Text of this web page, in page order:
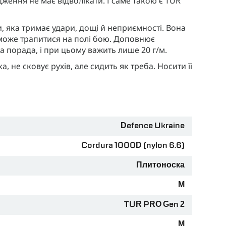
яка тримає удари, дощі й неприємності. Вона
трапитися на полі бою. Доповнює
порада, і при цьому важить лише 20 г/м.
не сковує рухів, але сидить як треба. Носити її
не дінуться, навіть якщо ти біжиш,
см, а плечі — з прихованим механізмом
танкіста до широкоплечого сапера.
і кожна заслуговують на зручну і класну
Defence Ukraine
Cordura 1000D (nylon 6.6)
Плитоноска
М
TUR PRO Gen 2